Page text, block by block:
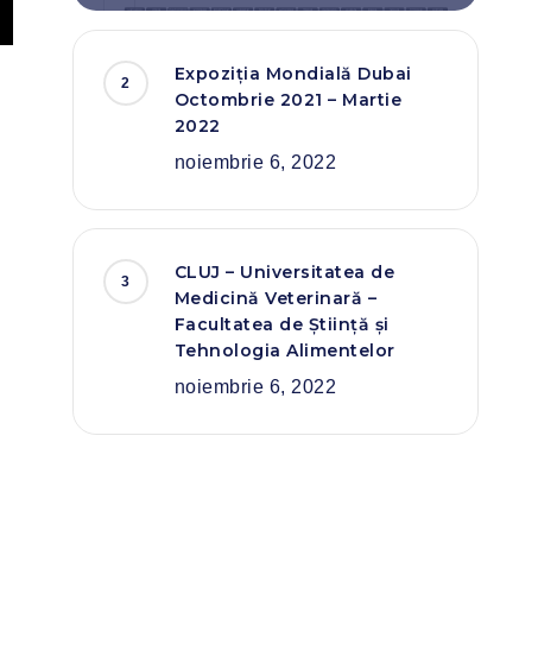
Expoziția Mondială Dubai
Octombrie 2021 – Martie
2022
noiembrie 6, 2022
CLUJ – Universitatea de
Medicină Veterinară –
Facultatea de Știință și
Tehnologia Alimentelor
noiembrie 6, 2022